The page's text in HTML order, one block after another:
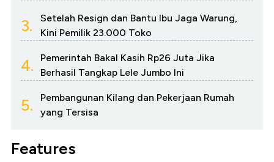
3.
Setelah Resign dan Bantu Ibu Jaga Warung,
Kini Pemilik 23.000 Toko
4.
Pemerintah Bakal Kasih Rp26 Juta Jika
Berhasil Tangkap Lele Jumbo Ini
5.
Pembangunan Kilang dan Pekerjaan Rumah
yang Tersisa
Features